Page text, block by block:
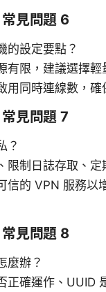
見問題 6
的設定要點？
有限，建議選擇輕
用同時連線數，確
見問題 7
？
限制日誌存取、
信的 VPN 服務以
見問題 8
麼辦？
正確運作、UUID